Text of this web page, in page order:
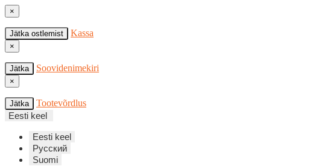
×
Jätka ostlemist Kassa
×
Jätka Soovidenimekiri
×
Jätka
Tootevõrdlus
Eesti keel
Eesti keel
Русский
Suomi